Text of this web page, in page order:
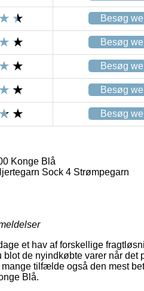
Besøg
Besøg
Besøg
Besøg
Besøg
Konge Blå
Sock 4 Strømpegarn
et hav af forskellige
de nyindkøbte varer når det
tilfælde også den mest
Blå.